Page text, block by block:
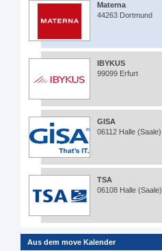
Materna
44263 Dortmund
IBYKUS
99099 Erfurt
GISA
06112 Halle (Saale)
TSA
06108 Halle (Saale)
Aus dem move Kalender